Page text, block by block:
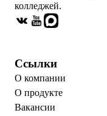
колледжей.
Ссылки
О компании
О продукте
Вакансии